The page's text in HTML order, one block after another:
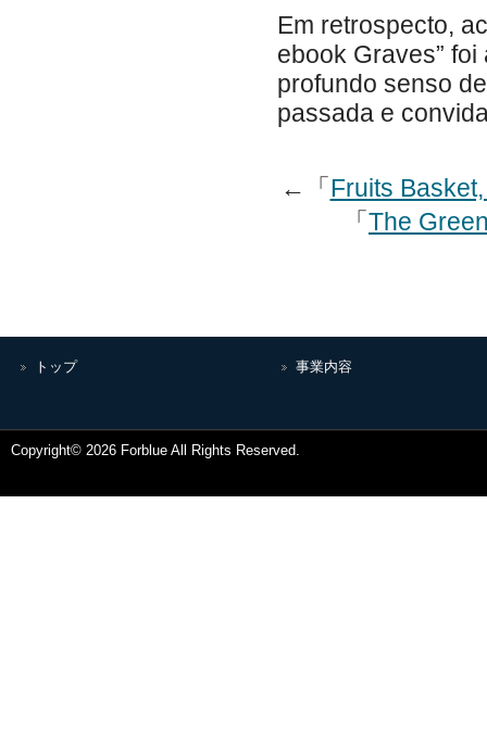
Em retrospecto,
ebook Graves”
profundo senso
passada e
←「Fruits
「
トップ 事業内容
Copyright© 2026 Forblue All Rights Reserved.